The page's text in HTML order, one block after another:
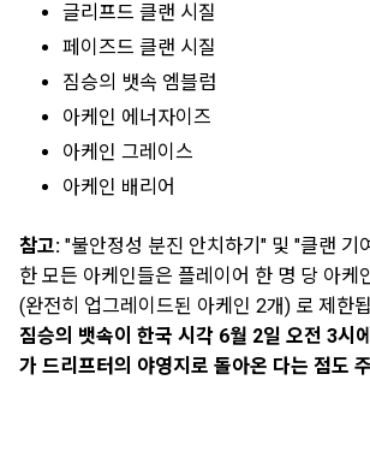
글리프드 클랜 시질
페이즈드 클랜 시질
짐승의 뱃속 엠블럼
아케인 에너자이즈
아케인 그레이스
아케인 배리어
참고: "불안정성 분진 안치하기" 및 "클랜 기
한 모든 아케인들은 플레이어 한 명 당 아케
(완전히 업그레이드된 아케인 2개) 로 제한
짐승의 뱃속이 한국 시각 6월 2일 오전 3시
가 드리프터의 야영지로 돌아온 다는 점도